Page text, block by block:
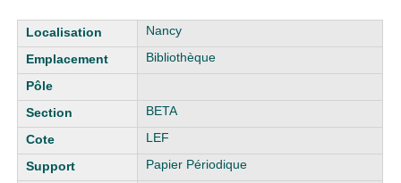
Liste des exemplaires
Nancy
Bibliothèque
BETA
LEF
Papier Périodique